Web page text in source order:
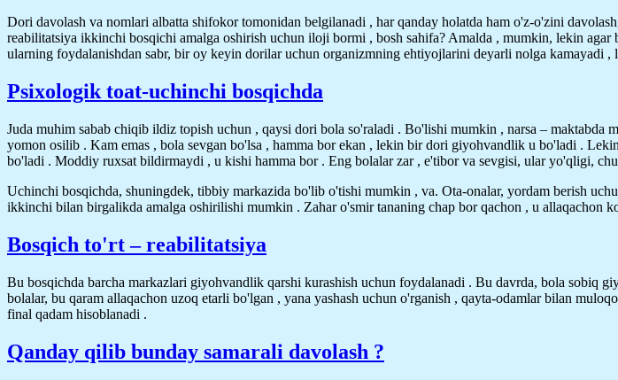
Dori davolash va nomlari albatta shifokor tomonidan belgilanadi , har qanday holatda ham o'z-o'zini
reabilitatsiya ikkinchi bosqichi amalga oshirish uchun iloji bormi , bosh sahifa? Amalda , mumkin, lekin
ularning foydalanishdan sabr, bir oy keyin dorilar uchun organizmning ehtiyojlarini deyarli nolga kamayadi
Psixologik toat-uchinchi bosqichda
Juda muhim sabab chiqib ildiz topish uchun , qaysi dori bola so'raladi . Bo'lishi mumkin , narsa –
yomon osilib . Kam emas , bola sevgan bo'lsa , hamma bor ekan , lekin bir dori giyohvandlik u bo'ladi .
bo'ladi . Moddiy ruxsat bildirmaydi , u kishi hamma bor . Eng bolalar zar , e'tibor va sevgisi, ular yo'qligi,
Uchinchi bosqichda, shuningdek, tibbiy markazida bo'lib o'tishi mumkin , va. Ota-onalar, yordam berish
ikkinchi bilan birgalikda amalga oshirilishi mumkin . Zahar o'smir tananing chap bor qachon , u allaqachon
Bosqich to'rt – reabilitatsiya
Bu bosqichda barcha markazlari giyohvandlik qarshi kurashish uchun foydalanadi . Bu davrda, bola sobiq
bolalar, bu qaram allaqachon uzoq etarli bo'lgan , yana yashash uchun o'rganish , qayta-odamlar bilan
final qadam hisoblanadi .
Qanday qilib bunday samarali davolash ?